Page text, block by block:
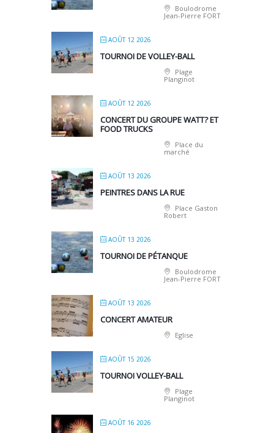
Boulodrome
Jean-Pierre FORT
AOÛT 12 2026
TOURNOI DE VOLLEY-BALL
Plage
Planginot
AOÛT 12 2026
CONCERT DU GROUPE WATT? ET
FOOD TRUCKS
Place du
marché
AOÛT 13 2026
PEINTRES DANS LA RUE
Place Gaston
Robert
AOÛT 13 2026
TOURNOI DE PÉTANQUE
Boulodrome
Jean-Pierre FORT
AOÛT 13 2026
CONCERT AMATEUR
Eglise
AOÛT 15 2026
TOURNOI VOLLEY-BALL
Plage
Planginot
AOÛT 16 2026